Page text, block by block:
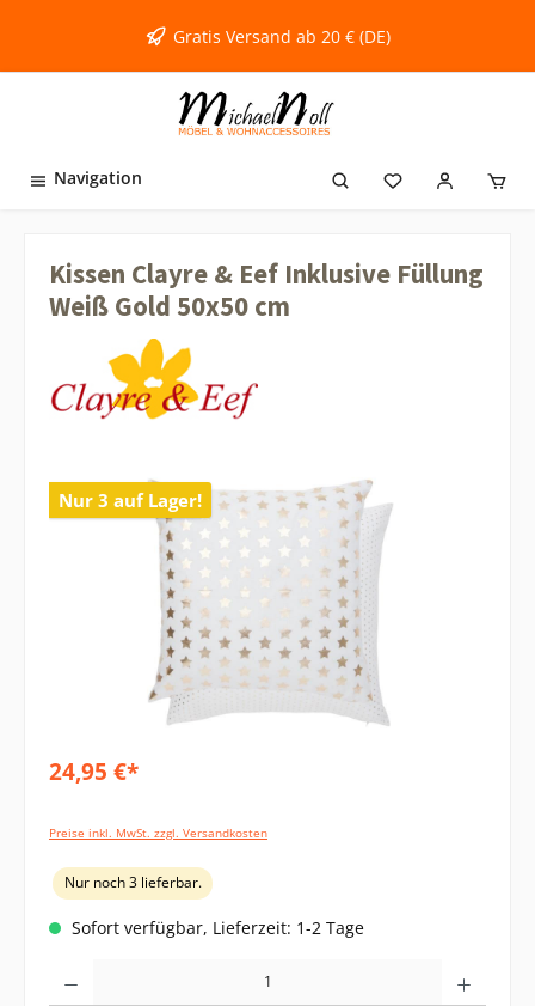
Gratis Versand ab 20 € (DE)
Navigation
Kissen Clayre & Eef Inklusive Füllung
Weiß Gold 50x50 cm
Nur 3 auf Lager!
24,95 €*
Preise inkl. MwSt. zzgl. Versandkosten
Nur noch 3 lieferbar.
Sofort verfügbar, Lieferzeit: 1-2 Tage